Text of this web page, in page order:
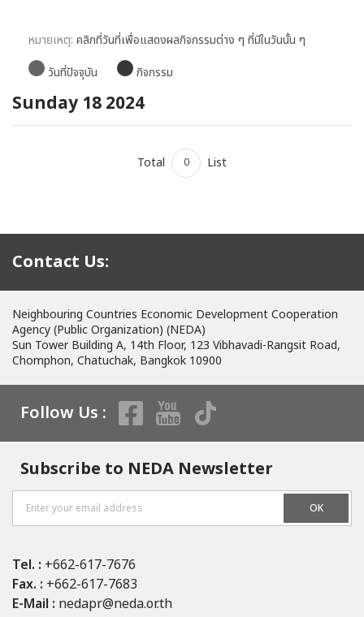
หมายเหตุ: คลิกที่วันที่เพื่อแสดงผลกิจกรรมต่าง ๆ ที่มีในวันนั้น ๆ
วันที่ปัจจุบัน
กิจกรรม
Sunday 18 2024
Total 0 List
Contact Us:
Neighbouring Countries Economic Development Cooperation
Agency (Public Organization) (NEDA)
Sun Tower Building A, 14th Floor, 123 Vibhavadi-Rangsit Road,
Chomphon, Chatuchak, Bangkok 10900
Follow Us :
Subscribe to NEDA Newsletter
OK
Tel. : +662-617-7676
Fax. : +662-617-7683
E-Mail : nedapr@neda.or.th